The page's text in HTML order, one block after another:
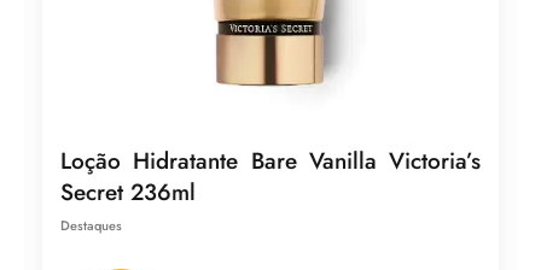
Loção Hidratante Bare Vanilla Victoria’s
Secret 236ml
Destaques